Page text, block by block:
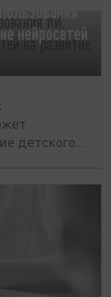
нейросетей
детского